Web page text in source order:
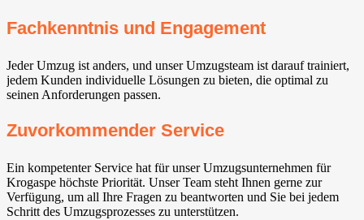
Fachkenntnis und Engagement
Jeder Umzug ist anders, und unser Umzugsteam ist darauf trainiert,
jedem Kunden individuelle Lösungen zu bieten, die optimal zu
seinen Anforderungen passen.
Zuvorkommender Service
Ein kompetenter Service hat für unser Umzugsunternehmen für
Krogaspe höchste Priorität. Unser Team steht Ihnen gerne zur
Verfügung, um all Ihre Fragen zu beantworten und Sie bei jedem
Schritt des Umzugsprozesses zu unterstützen.